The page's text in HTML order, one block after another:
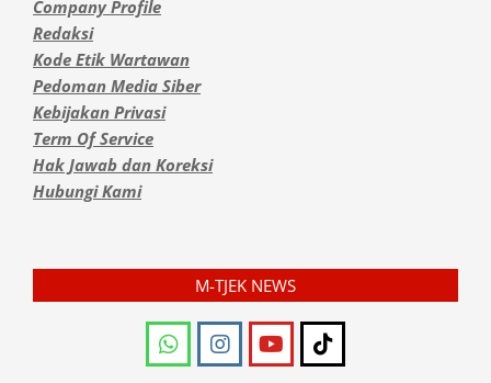
Company Profile
Redaksi
Kode Etik Wartawan
Pedoman Media Siber
Kebijakan Privasi
Term Of Service
Hak Jawab dan Koreksi
Hubungi Kami
M-TJEK NEWS